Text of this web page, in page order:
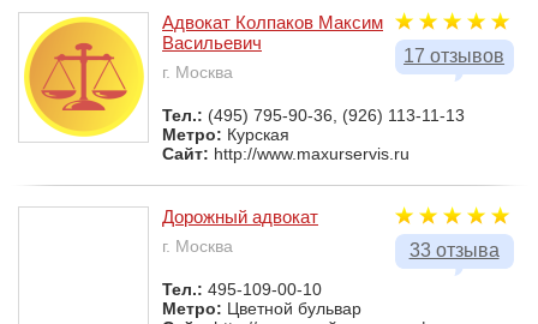
17 отзывов
Адвокат Колпаков Максим
Васильевич
г. Москва
Тел.: (495) 795-90-36, (926) 113-11-13
Метро: Курская
Сайт: http://www.maxurservis.ru
33 отзыва
Дорожный адвокат
г. Москва
Тел.: 495-109-00-10
Метро: Цветной бульвар